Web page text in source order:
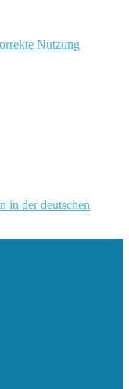
Nutzung
in der deutschen